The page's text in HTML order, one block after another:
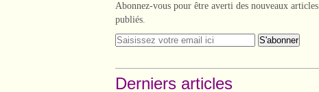
Abonnez-vous pour être averti des nouveaux articles
publiés.
Derniers articles